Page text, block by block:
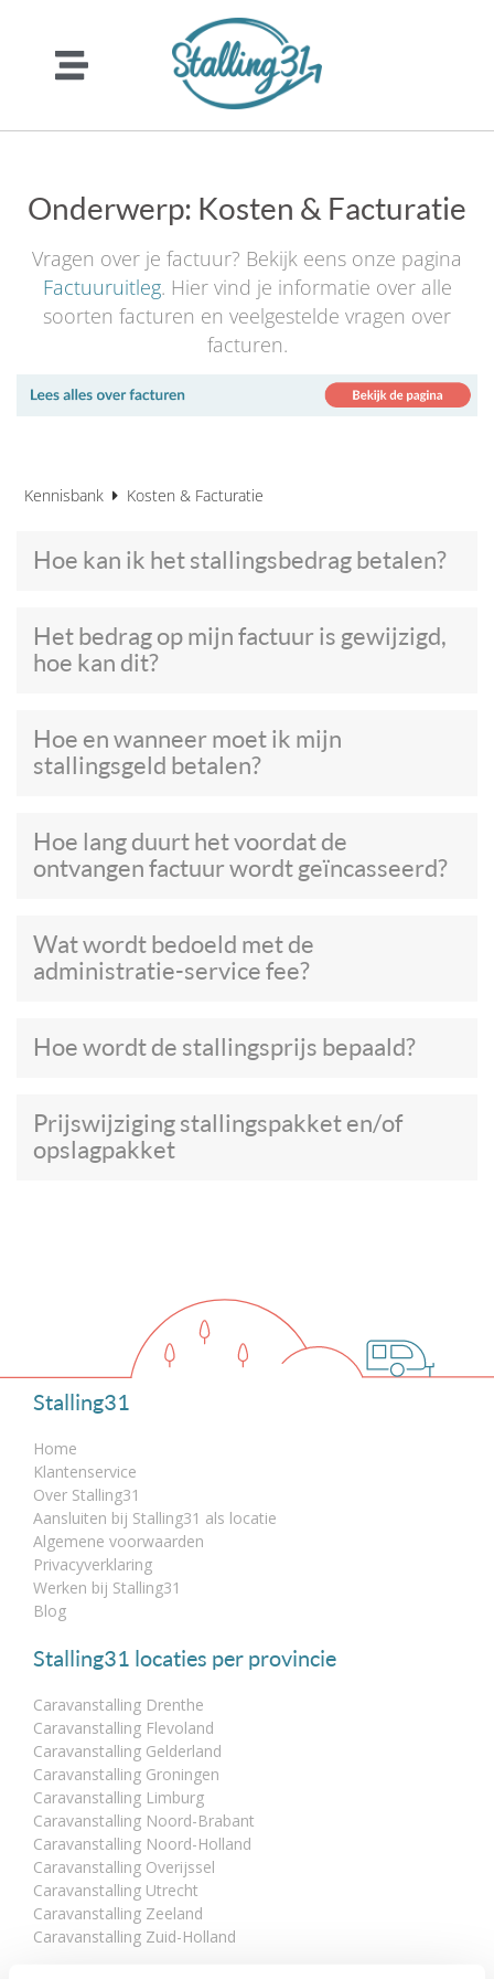
Onderwerp: Kosten & Facturatie
Vragen over je factuur? Bekijk eens onze pagina
Factuuruitleg. Hier vind je informatie over alle
soorten facturen en veelgestelde vragen over
facturen.
Kennisbank Kosten & Facturatie
Hoe kan ik het stallingsbedrag betalen?
Het bedrag op mijn factuur is gewijzigd,
hoe kan dit?
Hoe en wanneer moet ik mijn
stallingsgeld betalen?
Hoe lang duurt het voordat de
ontvangen factuur wordt geïncasseerd?
Wat wordt bedoeld met de
administratie-service fee?
Hoe wordt de stallingsprijs bepaald?
Prijswijziging stallingspakket en/of
opslagpakket
Stalling31
Home
Klantenservice
Over Stalling31
Aansluiten bij Stalling31 als locatie
Algemene voorwaarden
Privacyverklaring
Werken bij Stalling31
Blog
Stalling31 locaties per provincie
Caravanstalling Drenthe
Caravanstalling Flevoland
Caravanstalling Gelderland
Caravanstalling Groningen
Caravanstalling Limburg
Caravanstalling Noord-Brabant
Caravanstalling Noord-Holland
Caravanstalling Overijssel
Caravanstalling Utrecht
Caravanstalling Zeeland
Caravanstalling Zuid-Holland